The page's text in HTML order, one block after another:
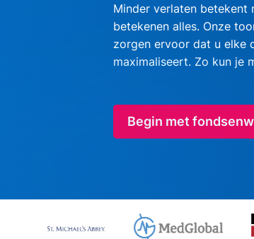
Minder verlaten betekent
betekenen alles. Onze
zorgen ervoor dat u elke
maximaliseert. Zo kun je
Begin met